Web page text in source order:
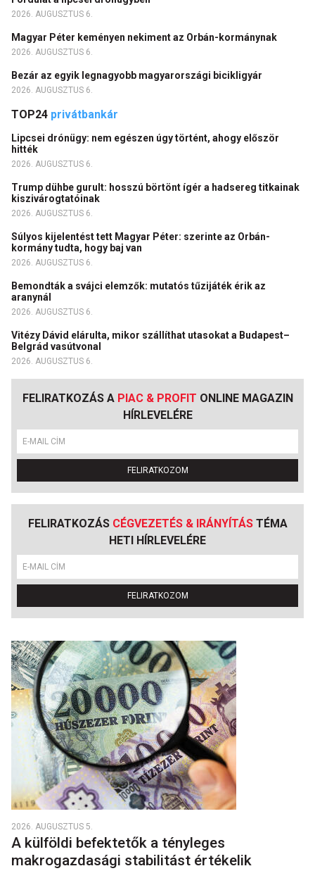
2026. AUGUSZTUS 6.
Magyar Péter keményen nekiment az Orbán-kormánynak
2026. AUGUSZTUS 6.
Bezár az egyik legnagyobb magyarországi bicikligyár
2026. AUGUSZTUS 6.
TOP24 privátbankár
Lipcsei drónügy: nem egészen úgy történt, ahogy először
hitték
2026. AUGUSZTUS 6.
Trump dühbe gurult: hosszú börtönt ígér a hadsereg titkainak
kiszivárogtatóinak
2026. AUGUSZTUS 6.
Súlyos kijelentést tett Magyar Péter: szerinte az Orbán-
kormány tudta, hogy baj van
2026. AUGUSZTUS 6.
Bemondták a svájci elemzők: mutatós tűzijáték érik az
aranynál
2026. AUGUSZTUS 6.
Vitézy Dávid elárulta, mikor szállíthat utasokat a Budapest–
Belgrád vasútvonal
2026. AUGUSZTUS 6.
FELIRATKOZÁS A PIAC & PROFIT ONLINE MAGAZIN
HÍRLEVELÉRE
FELIRATKOZOM
FELIRATKOZÁS CÉGVEZETÉS & IRÁNYÍTÁSTÉMA
HETI HÍRLEVELÉRE
FELIRATKOZOM
2026. AUGUSZTUS 5.
A külföldi befektetők a tényleges
makrogazdasági stabilitást értékelik